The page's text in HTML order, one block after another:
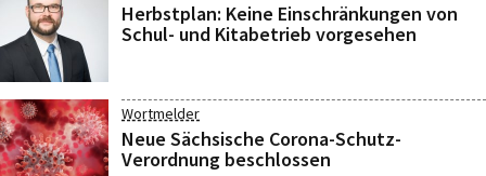
Herbstplan: Keine Einschränkungen von
Schul- und Kitabetrieb vorgesehen
Wortmelder
Neue Sächsische Corona-Schutz-
Verordnung beschlossen